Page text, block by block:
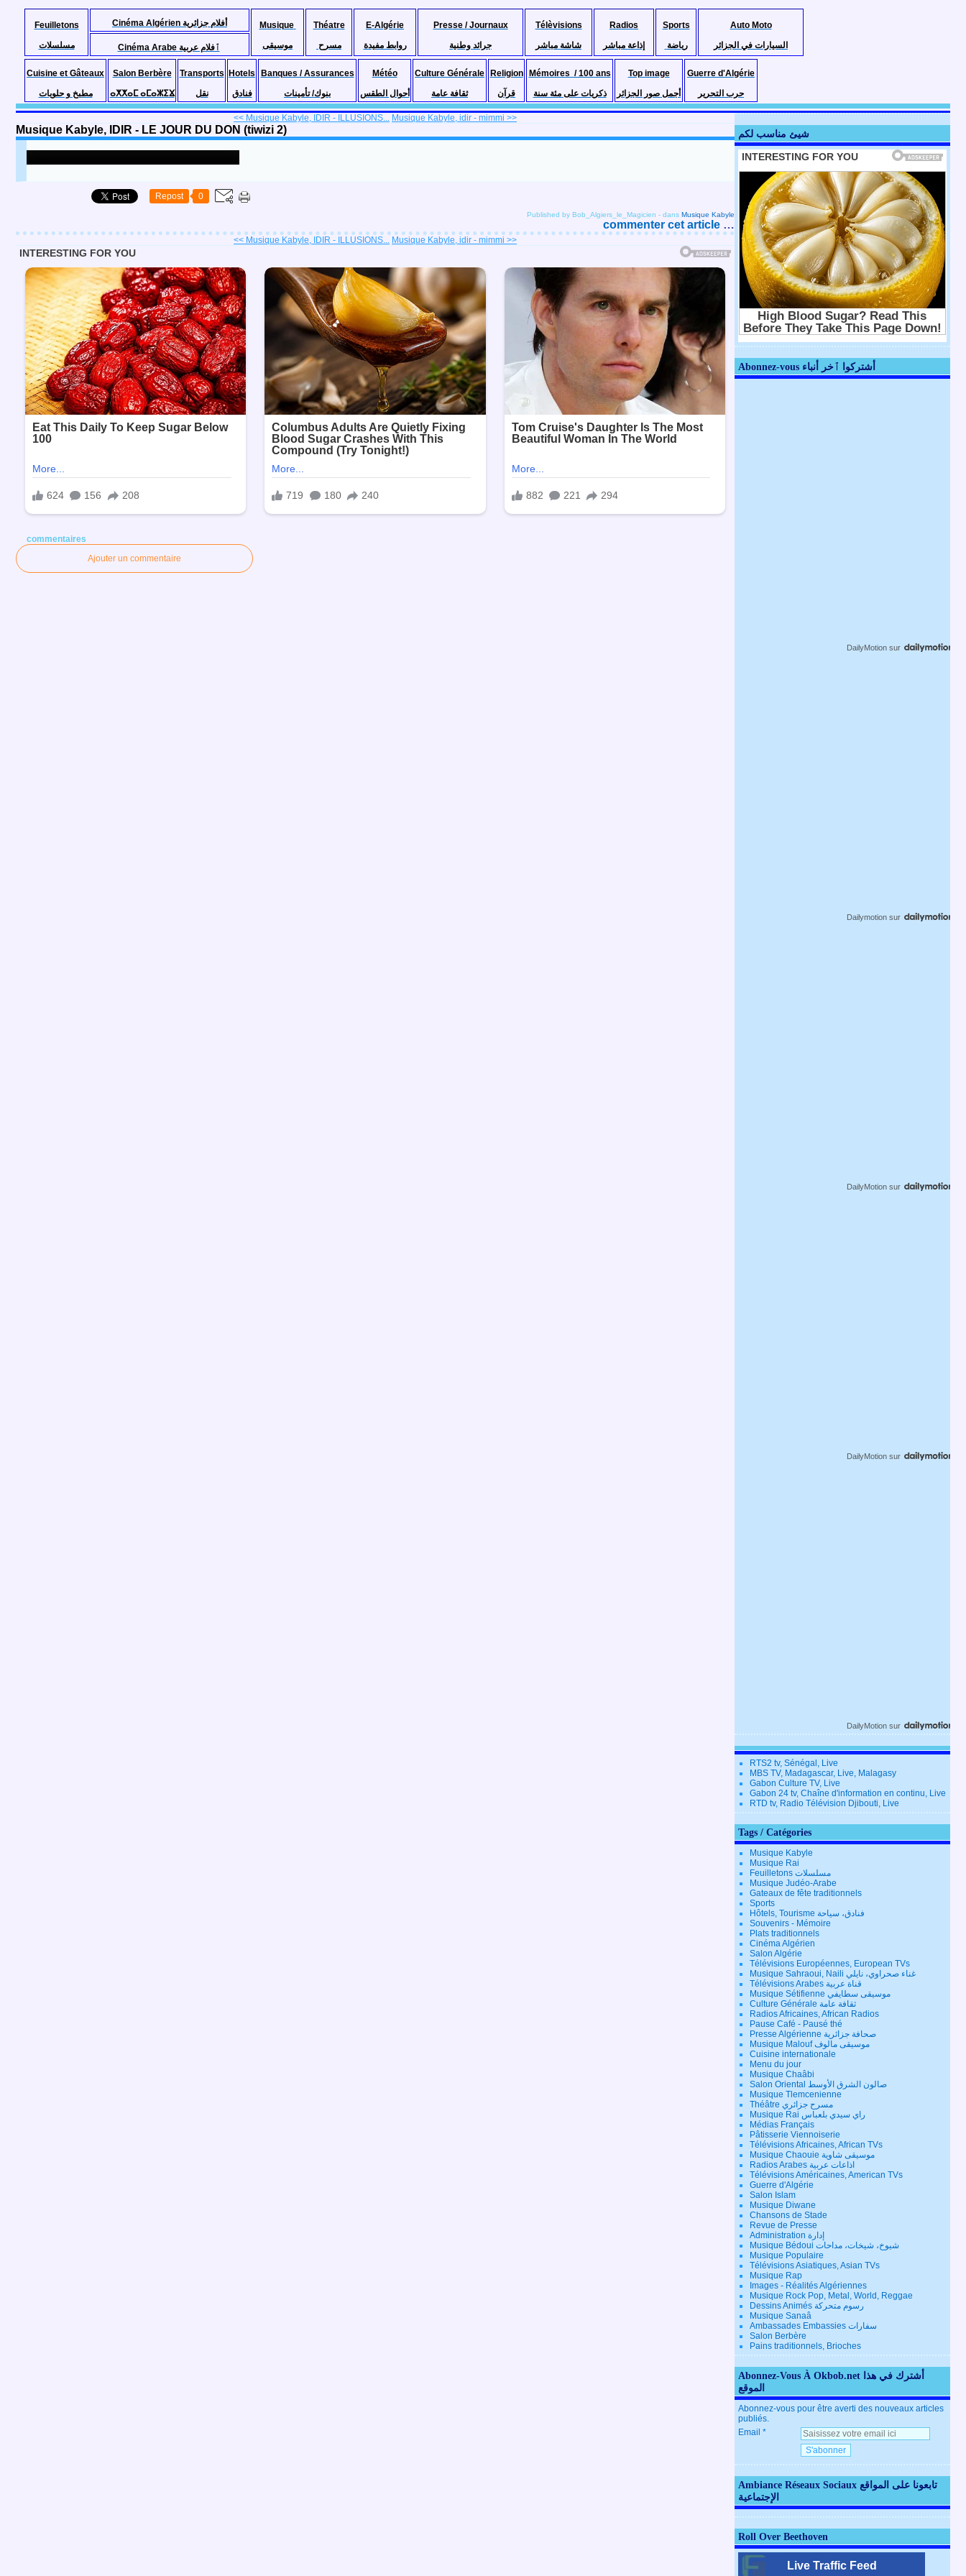
Feuilletons
مسلسلات
Cinéma Algérien أفلام جزائرية
Musique
موسيقى
Théatre
مسرح
E-Algérie
روابط مفيدة
Presse / Journaux
جرائد وطنية
Télèvisions
شاشة مباشر
Radios
إذاعة مباشر
Sports
رياضة
Auto Moto
السيارات في الجزائر
Cinéma Arabe ٱفلام عربية
Cuisine et Gâteaux
مطبخ و حلويات
Salon Berbère
ⴰⵅⵅⴰⵎ ⴰⵎⴰⵣⵉⴴ
Transports
نقل
Hotels
فنادق
Banques / Assurances
بنوك/ تأمينات
Météo
أحوال الطقس
Culture Générale
ثقافة عامة
Religion
قرآن
Mémoires / 100 ans
ذكريات على مئة سنة
Top image
أجمل صور الجزائر
Guerre d'Algérie
حرب التحرير
<< Musique Kabyle, IDIR - ILLUSIONS... Musique Kabyle, idir - mimmi >>
Musique Kabyle, IDIR - LE JOUR DU DON (tiwizi 2)
Repost 0
Published by Bob_Algiers_le_Magicien - dans Musique Kabyle
commenter cet article …
<< Musique Kabyle, IDIR - ILLUSIONS... Musique Kabyle, idir - mimmi >>
commentaires
Ajouter un commentaire
شيئ مناسب لكم
Abonnez-vous أشتركوا ٱخر أنباء
DailyMotion sur
Dailymotion sur
DailyMotion sur
DailyMotion sur
DailyMotion sur
RTS2 tv, Sénégal, Live
MBS TV, Madagascar, Live, Malagasy
Gabon Culture TV, Live
Gabon 24 tv, Chaîne d'information en continu, Live
RTD tv, Radio Télévision Djibouti, Live
Tags / Catégories
Musique Kabyle
Musique Rai
Feuilletons مسلسلات
Musique Judéo-Arabe
Gateaux de fête traditionnels
Sports
Hôtels, Tourisme فنادق، سياحة
Souvenirs - Mémoire
Plats traditionnels
Cinéma Algérien
Salon Algérie
Télévisions Européennes, European TVs
Musique Sahraoui, Naili غناء صحراوي، نايلي
Télévisions Arabes قناة عربية
Musique Sétifienne موسيقى سطايفي
Culture Générale ثقافة عامة
Radios Africaines, African Radios
Pause Café - Pausé thé
Presse Algérienne صحافة جزائرية
Musique Malouf موسيقى مالوف
Cuisine internationale
Menu du jour
Musique Chaâbi
Salon Oriental صالون الشرق الأوسط
Musique Tlemcenienne
Théâtre مسرح جزائري
Musique Rai راي سيدي بلعباس
Médias Français
Pâtisserie Viennoiserie
Télévisions Africaines, African TVs
Musique Chaouie موسيقى شاوية
Radios Arabes اذاعات عربية
Télévisions Américaines, American TVs
Guerre d'Algérie
Salon Islam
Musique Diwane
Chansons de Stade
Revue de Presse
Administration إدارة
Musique Bédoui شيوخ، شيخات، مداحات
Musique Populaire
Télévisions Asiatiques, Asian TVs
Musique Rap
Images - Réalités Algériennes
Musique Rock Pop, Metal, World, Reggae
Dessins Animés رسوم متحركة
Musique Sanaâ
Ambassades Embassies سفارات
Salon Berbère
Pains traditionnels, Brioches
Abonnez-Vous À Okbob.net أشترك في هذا
الموقع
Abonnez-vous pour être averti des nouveaux articles
publiés.
Email
Ambiance Réseaux Sociaux تابعونا على المواقع
الإجتماعية
Roll Over Beethoven
Live Traffic Feed